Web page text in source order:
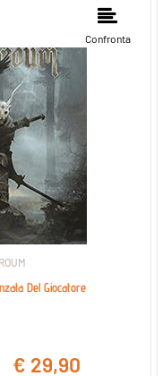
Confronta
Del Giocatore
€ 29,90